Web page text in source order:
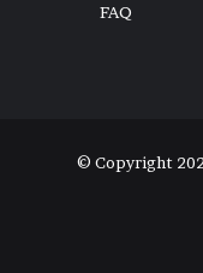
FAQ
© Copyright